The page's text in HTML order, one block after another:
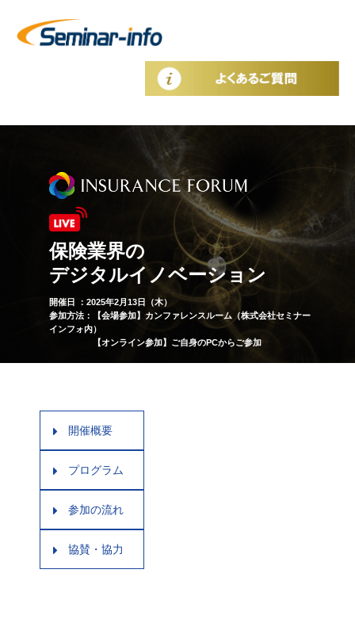
保険業界の
デジタルイノベーション
開催日 ：2025年2月13日（木）
参加方法：【会場参加】カンファレンスルーム（株式会社セミナー
インフォ内）
【オンライン参加】ご自身のPCからご参加
開催概要
プログラム
参加の流れ
協賛・協力